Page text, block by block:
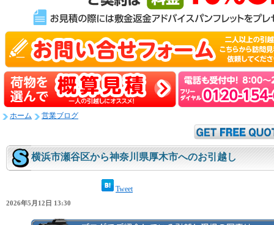
ホーム 営業ブログ
横浜市瀬谷区から神奈川県厚木市へのお引越し
Tweet
2026年5月12日 13:30